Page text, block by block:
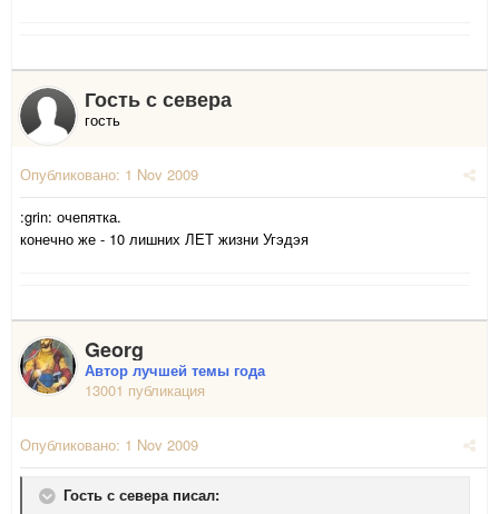
Гость с севера
гость
Опубликовано: 1 Nov 2009
:grin: очепятка.
конечно же - 10 лишних ЛЕТ жизни Угэдэя
Georg
Автор лучшей темы года
13001 публикация
Опубликовано: 1 Nov 2009
Гость с севера писал: